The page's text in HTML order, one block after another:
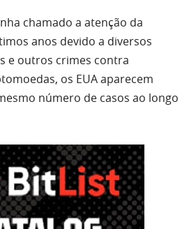
chamado a atenção da
anos devido a diversos
e outros crimes contra
os EUA aparecem
número de casos ao longo